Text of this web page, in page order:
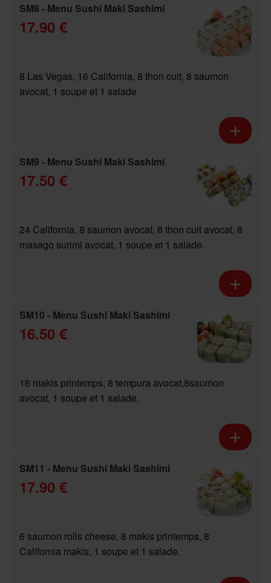
SM8 - Menu Sushi Maki Sashimi
17.90 €
8 Las Vegas, 16 California, 8 thon cuit, 8 saumon
avocat, 1 soupe et 1 salade
SM9 - Menu Sushi Maki Sashimi
17.50 €
24 California, 8 saumon avocat, 8 thon cuit avocat, 8
masago surimi avocat, 1 soupe et 1 salade.
SM10 - Menu Sushi Maki Sashimi
16.50 €
16 makis printemps, 8 tempura avocat,8saumon
avocat, 1 soupe et 1 salade.
SM11 - Menu Sushi Maki Sashimi
17.90 €
6 saumon rolls cheese, 8 makis printemps, 8
California makis, 1 soupe et 1 salade.